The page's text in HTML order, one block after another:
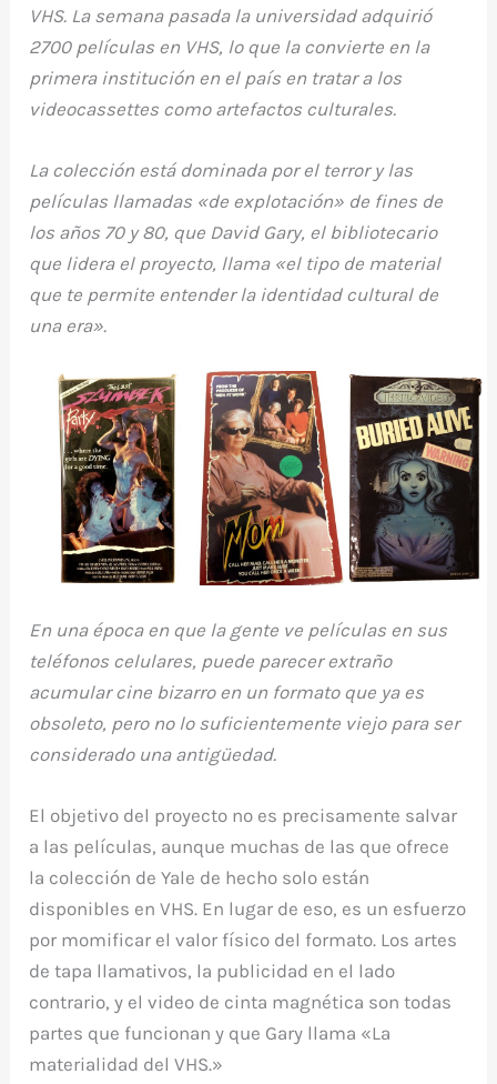
VHS. La semana pasada la universidad adquirió
2700 películas en VHS, lo que la convierte en la
primera institución en el país en tratar a los
videocassettes como artefactos culturales.
La colección está dominada por el terror y las
películas llamadas «de explotación» de fines de
los años 70 y 80, que David Gary, el bibliotecario
que lidera el proyecto, llama «el tipo de material
que te permite entender la identidad cultural de
una era».
En una época en que la gente ve películas en sus
teléfonos celulares, puede parecer extraño
acumular cine bizarro en un formato que ya es
obsoleto, pero no lo suficientemente viejo para ser
considerado una antigüedad.
El objetivo del proyecto no es precisamente salvar
a las películas, aunque muchas de las que ofrece
la colección de Yale de hecho solo están
disponibles en VHS. En lugar de eso, es un esfuerzo
por momificar el valor físico del formato. Los artes
de tapa llamativos, la publicidad en el lado
contrario, y el video de cinta magnética son todas
partes que funcionan y que Gary llama «La
materialidad del VHS.»